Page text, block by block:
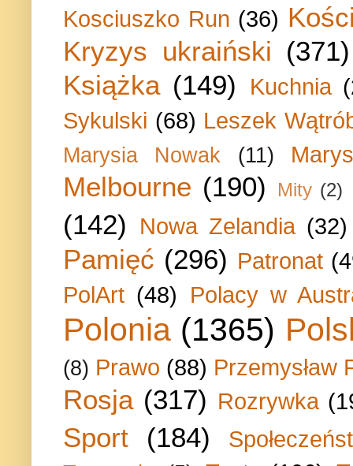
Kosciuszko Run (36)
Kryzys ukraiński (371)
Książka (149) Kuchnia
Sykulski (68) Leszek
Marysia Nowak (11)
Melbourne (190) Mity (2)
(142) Nowa Zelandia (32)
Pamięć (296) Patronat
PolArt (48) Polacy w
Polonia (1365)
(8) Prawo (88) Przemysław
Rosja (317) Rozrywka
Sport (184)